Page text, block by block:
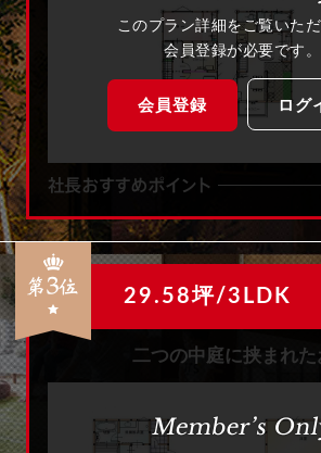
このプラン詳細をご覧いた
会員登録が必要です。
会員登録 ログ
29.58坪/3LDK
二つの中庭に挟まれた